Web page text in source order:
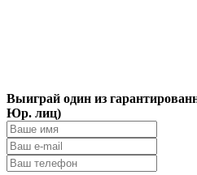
Выиграй один из
Юр. лиц)